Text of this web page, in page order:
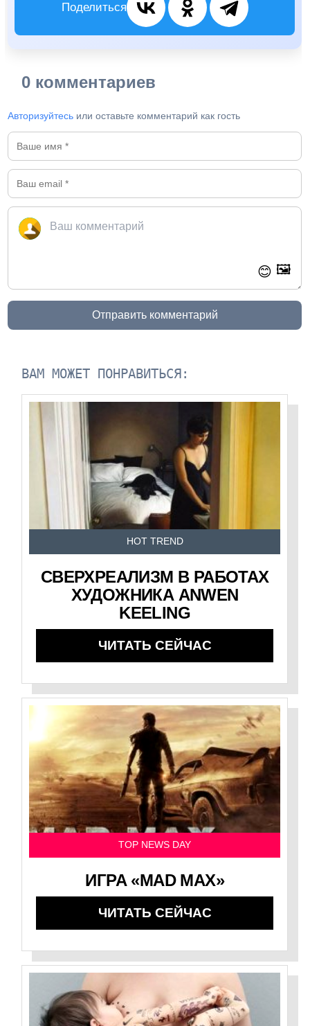
Поделиться
0 комментариев
Авторизуйтесь или оставьте комментарий как гость
😊 🖼️
Отправить комментарий
ВАМ МОЖЕТ ПОНРАВИТЬСЯ:
HOT TREND
СВЕРХРЕАЛИЗМ В РАБОТАХ
ХУДОЖНИКА ANWEN
KEELING
ЧИТАТЬ СЕЙЧАС
TOP NEWS DAY
ИГРА «MAD MAX»
ЧИТАТЬ СЕЙЧАС